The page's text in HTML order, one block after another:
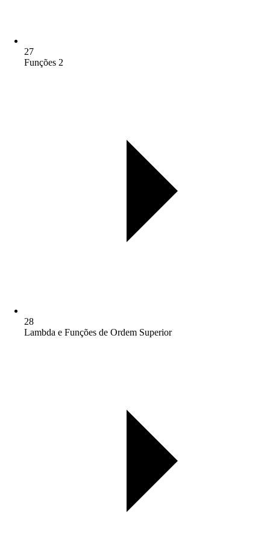
27
Funções 2
28
Lambda e Funções de Ordem Superior